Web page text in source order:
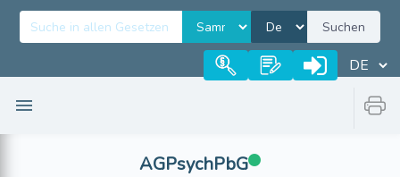
Suchen
AGPsychPbG